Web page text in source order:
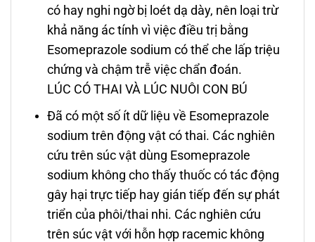
có hay nghi ngờ bị loét dạ dày, nên loại trừ
khả năng ác tính vì việc điều trị bằng
Esomeprazole sodium có thể che lấp triệu
chứng và chậm trễ việc chẩn đoán.
LÚC CÓ THAI VÀ LÚC NUÔI CON BÚ
Ðã có một số ít dữ liệu về Esomeprazole
sodium trên động vật có thai. Các nghiên
cứu trên súc vật dùng Esomeprazole
sodium không cho thấy thuốc có tác động
gây hại trực tiếp hay gián tiếp đến sự phát
triển của phôi/thai nhi. Các nghiên cứu
trên súc vật với hỗn hợp racemic không